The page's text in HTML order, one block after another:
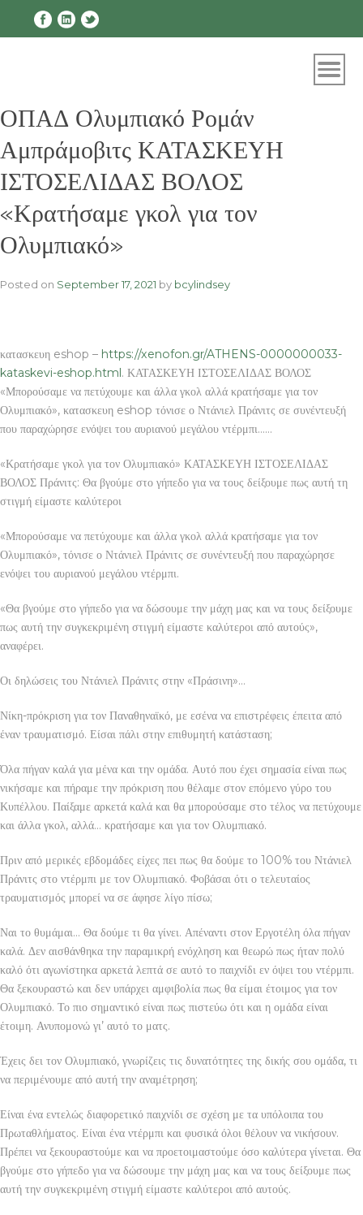
ΟΠΑΔ Ολυμπιακό Ρομάν
Αμπράμοβιτς ΚΑΤΑΣΚΕΥΗ
ΙΣΤΟΣΕΛΙΔΑΣ ΒΟΛΟΣ
«Κρατήσαμε γκολ για τον
Ολυμπιακό»
Posted on September 17, 2021 by bcylindsey
κατασκευη eshop – https://xenofon.gr/ATHENS-0000000033-
kataskevi-eshop.html. ΚΑΤΑΣΚΕΥΗ ΙΣΤΟΣΕΛΙΔΑΣ ΒΟΛΟΣ
«Μπορούσαμε να πετύχουμε και άλλα γκολ αλλά κρατήσαμε για τον
Ολυμπιακό», κατασκευη eshop τόνισε ο Ντάνιελ Πράνιτς σε συνέντευξή
που παραχώρησε ενόψει του αυριανού μεγάλου ντέρμπι……
«Κρατήσαμε γκολ για τον Ολυμπιακό» ΚΑΤΑΣΚΕΥΗ ΙΣΤΟΣΕΛΙΔΑΣ
ΒΟΛΟΣ Πράνιτς: Θα βγούμε στο γήπεδο για να τους δείξουμε πως αυτή τη
στιγμή είμαστε καλύτεροι
«Μπορούσαμε να πετύχουμε και άλλα γκολ αλλά κρατήσαμε για τον
Ολυμπιακό», τόνισε ο Ντάνιελ Πράνιτς σε συνέντευξή που παραχώρησε
ενόψει του αυριανού μεγάλου ντέρμπι.
«Θα βγούμε στο γήπεδο για να δώσουμε την μάχη μας και να τους δείξουμε
πως αυτή την συγκεκριμένη στιγμή είμαστε καλύτεροι από αυτούς»,
αναφέρει.
Οι δηλώσεις του Ντάνιελ Πράνιτς στην «Πράσινη»…
Νίκη-πρόκριση για τον Παναθηναϊκό, με εσένα να επιστρέφεις έπειτα από
έναν τραυματισμό. Είσαι πάλι στην επιθυμητή κατάσταση;
Όλα πήγαν καλά για μένα και την ομάδα. Αυτό που έχει σημασία είναι πως
νικήσαμε και πήραμε την πρόκριση που θέλαμε στον επόμενο γύρο του
Κυπέλλου. Παίξαμε αρκετά καλά και θα μπορούσαμε στο τέλος να πετύχουμε
και άλλα γκολ, αλλά… κρατήσαμε και για τον Ολυμπιακό.
Πριν από μερικές εβδομάδες είχες πει πως θα δούμε το 100% του Ντάνιελ
Πράνιτς στο ντέρμπι με τον Ολυμπιακό. Φοβάσαι ότι ο τελευταίος
τραυματισμός μπορεί να σε άφησε λίγο πίσω;
Ναι το θυμάμαι… Θα δούμε τι θα γίνει. Απέναντι στον Εργοτέλη όλα πήγαν
καλά. Δεν αισθάνθηκα την παραμικρή ενόχληση και θεωρώ πως ήταν πολύ
καλό ότι αγωνίστηκα αρκετά λεπτά σε αυτό το παιχνίδι εν όψει του ντέρμπι.
Θα ξεκουραστώ και δεν υπάρχει αμφιβολία πως θα είμαι έτοιμος για τον
Ολυμπιακό. Το πιο σημαντικό είναι πως πιστεύω ότι και η ομάδα είναι
έτοιμη. Ανυπομονώ γι’ αυτό το ματς.
Έχεις δει τον Ολυμπιακό, γνωρίζεις τις δυνατότητες της δικής σου ομάδα, τι
να περιμένουμε από αυτή την αναμέτρηση;
Είναι ένα εντελώς διαφορετικό παιχνίδι σε σχέση με τα υπόλοιπα του
Πρωταθλήματος. Είναι ένα ντέρμπι και φυσικά όλοι θέλουν να νικήσουν.
Πρέπει να ξεκουραστούμε και να προετοιμαστούμε όσο καλύτερα γίνεται. Θα
βγούμε στο γήπεδο για να δώσουμε την μάχη μας και να τους δείξουμε πως
αυτή την συγκεκριμένη στιγμή είμαστε καλύτεροι από αυτούς.